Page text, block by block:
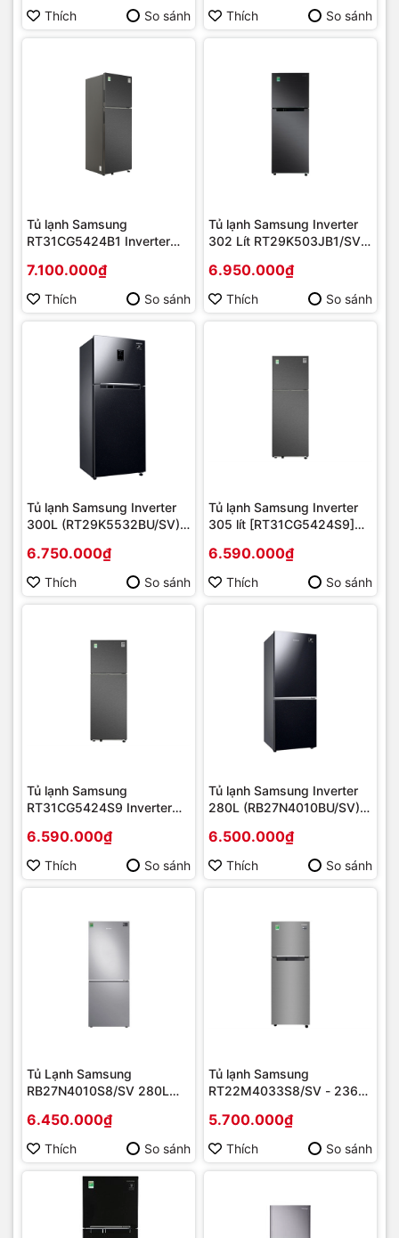
Thích So sánh Thích So sánh
Tủ lạnh Samsung
RT31CG5424B1 Inverter
7.100.000₫
Thích So sánh
Tủ lạnh Samsung Inverter
302 Lít RT29K503JB1/SV
hãng
6.950.000₫
Thích So sánh
Tủ lạnh Samsung Inverter
300L (RT29K5532BU/SV)
hãng
6.750.000₫
Thích So sánh
Tủ lạnh Samsung Inverter
305 lít [RT31CG5424S9]
hãng
6.590.000₫
Thích So sánh
Tủ lạnh Samsung
RT31CG5424S9 Inverter
6.590.000₫
Thích So sánh
Tủ lạnh Samsung Inverter
280L (RB27N4010BU/SV)
hãng
6.500.000₫
Thích So sánh
Tủ Lạnh Samsung
RB27N4010S8/SV 280L
hãng
6.450.000₫
Thích So sánh
Tủ lạnh Samsung
RT22M4033S8/SV - 236L
hãng
5.700.000₫
Thích So sánh